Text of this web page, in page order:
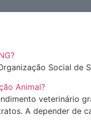
Social
Animal?
veterinário
A depender de